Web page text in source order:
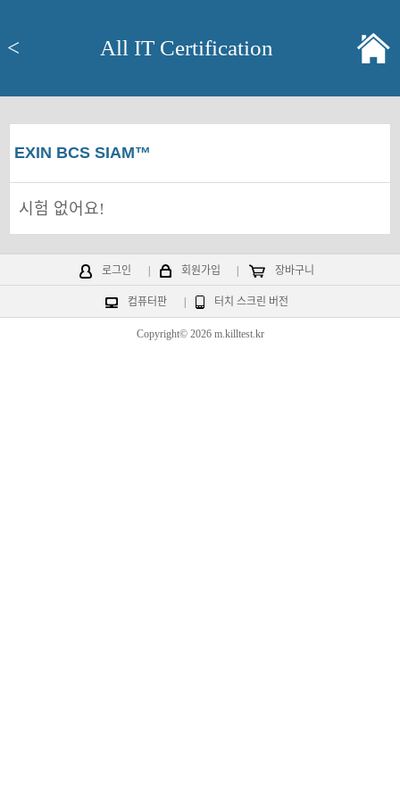
< All IT Certification
EXIN BCS SIAM™
시험 없어요!
로그인 회원가입 장바구니
컴퓨터판 터치 스크린 버전
Copyright© 2026 m.killtest.kr